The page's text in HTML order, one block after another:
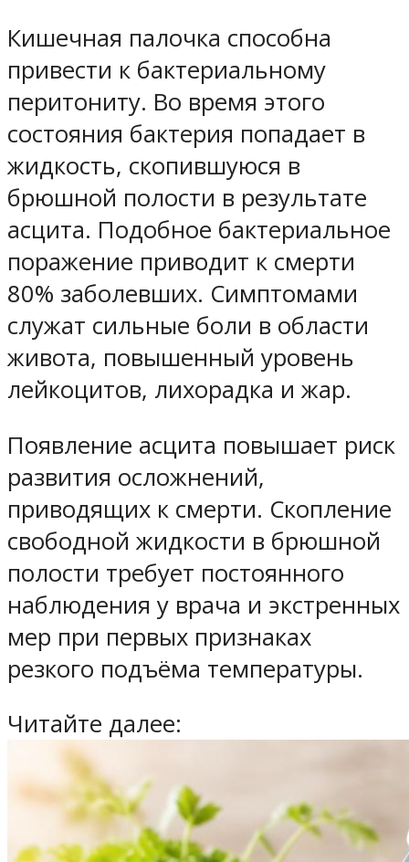
Кишечная палочка способна
привести к бактериальному
перитониту. Во время этого
состояния бактерия попадает в
жидкость, скопившуюся в
брюшной полости в результате
асцита. Подобное бактериальное
поражение приводит к смерти
80% заболевших. Симптомами
служат сильные боли в области
живота, повышенный уровень
лейкоцитов, лихорадка и жар.
Появление асцита повышает риск
развития осложнений,
приводящих к смерти. Скопление
свободной жидкости в брюшной
полости требует постоянного
наблюдения у врача и экстренных
мер при первых признаках
резкого подъёма температуры.
Читайте далее: